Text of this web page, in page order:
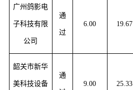
广州鸽影电
子科技有限
公司
通
过
6.00 19.67
韶关市新华
美科技设备
通
9.00 25.33